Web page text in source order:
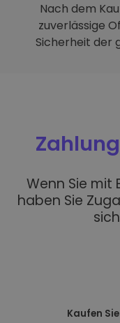
Nach dem
zuverlässige
Sicherheit der
Wenn Sie mit
haben Sie
Kaufen